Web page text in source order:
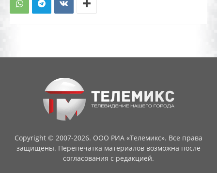
Copyright © 2007-2026. ООО РИА «Телемикс». Все права
защищены. Перепечатка материалов возможна после
согласования с редакцией.